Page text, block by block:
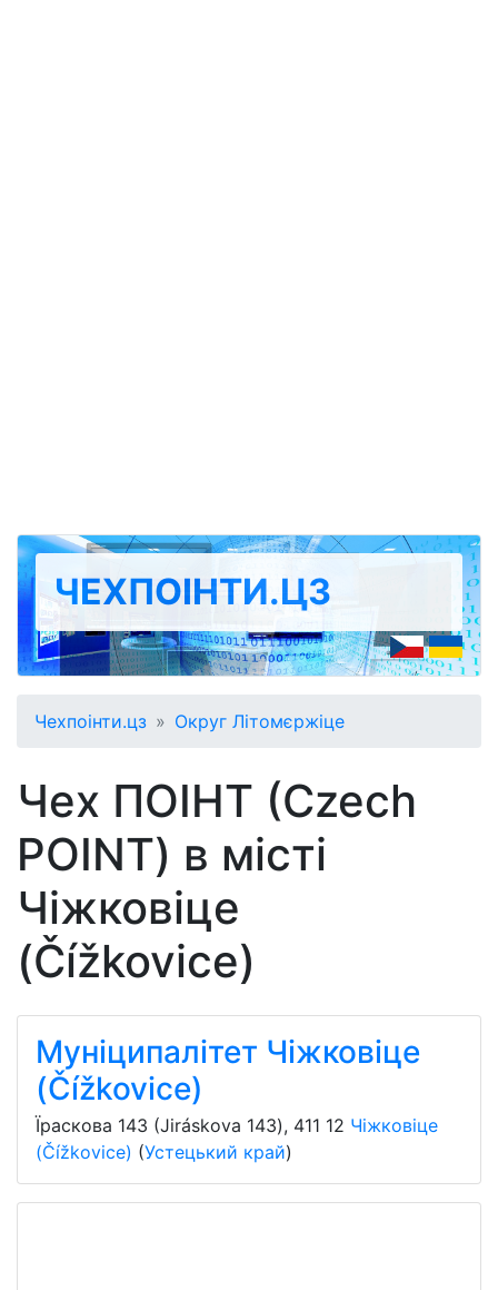
ЧЕХПОІНТИ.ЦЗ
Чехпоінти.цз Округ Літомєржіце
Чех ПОІНТ (Czech
POINT) в місті
Чіжковіце
(Čížkovice)
Муніципалітет Чіжковіце
(Čížkovice)
Їраскова 143 (Jiráskova 143), 411 12 Чіжковіце
(Čížkovice) (Устецький край)